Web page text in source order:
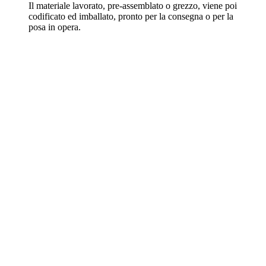
Il materiale lavorato, pre-assemblato o grezzo, viene poi
codificato ed imballato, pronto per la consegna o per la
posa in opera.